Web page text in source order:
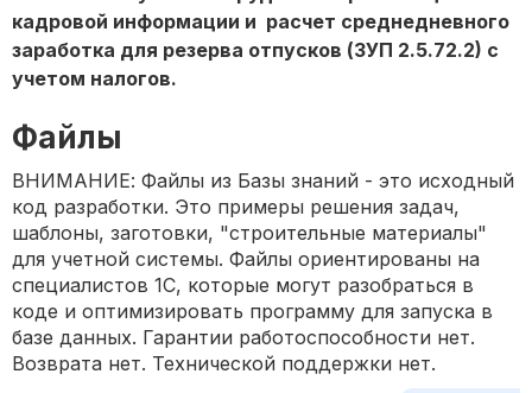
кадровой информации и расчет среднедневного
заработка для резерва отпусков (ЗУП 2.5.72.2) с
учетом налогов.
Файлы
ВНИМАНИЕ: Файлы из Базы знаний - это исходный
код разработки. Это примеры решения задач,
шаблоны, заготовки, "строительные материалы"
для учетной системы. Файлы ориентированы на
специалистов 1С, которые могут разобраться в
коде и оптимизировать программу для запуска в
базе данных. Гарантии работоспособности нет.
Возврата нет. Технической поддержки нет.